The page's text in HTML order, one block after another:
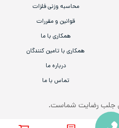
محاسبه وزنی فلزات
قوانین و مقررات
همکاری با ما
همکاری با تامین کنندگان
درباره ما
تماس با ما
جلب رضایت شماست.